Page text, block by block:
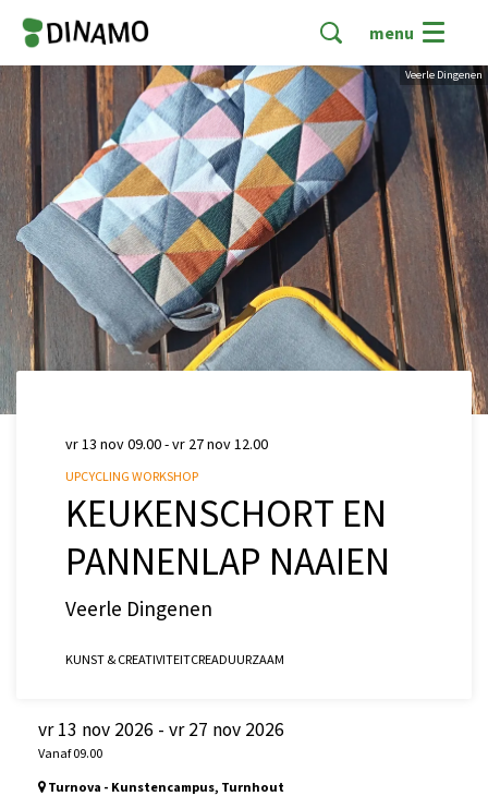
menu
Veerle Dingenen
KEUKENSCHORT EN
PANNENLAP NAAIEN
Veerle Dingenen
UPCYCLING WORKSHOP
vr 13 nov09.00-vr 27 nov12.00
KUNST & CREATIVITEITCREADUURZAAM
vr 13 nov 2026 - vr 27 nov 2026
Vanaf 09.00
Turnova - Kunstencampus, Turnhout